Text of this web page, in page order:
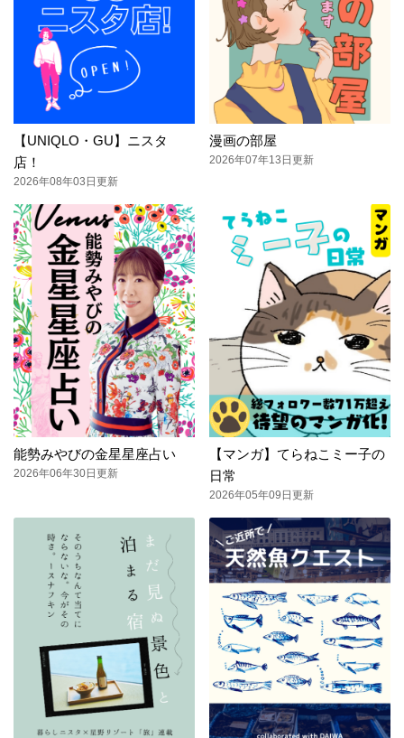
ば、すごい芸術的な作品が出来ると思います！
ぜひぜひ作って下さいね。
【UNIQLO・GU】ニスタ
店！
2026年08年03日更新
漫画の部屋
2026年07年13日更新
能勢みやびの金星星座占い
2026年06年30日更新
【マンガ】てらねこミー子の
日常
2026年05年09日更新